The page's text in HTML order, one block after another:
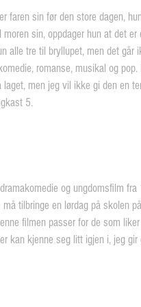
faren sin før den store dagen,
sin, oppdager hun at det
alle tre til bryllupet, men det går
romanse, musikal og
men jeg vil ikke gi den en
5.
og ungdomsfilm
tilbringe en lørdag på skolen
filmen passer for de som
kan kjenne seg litt igjen i, jeg